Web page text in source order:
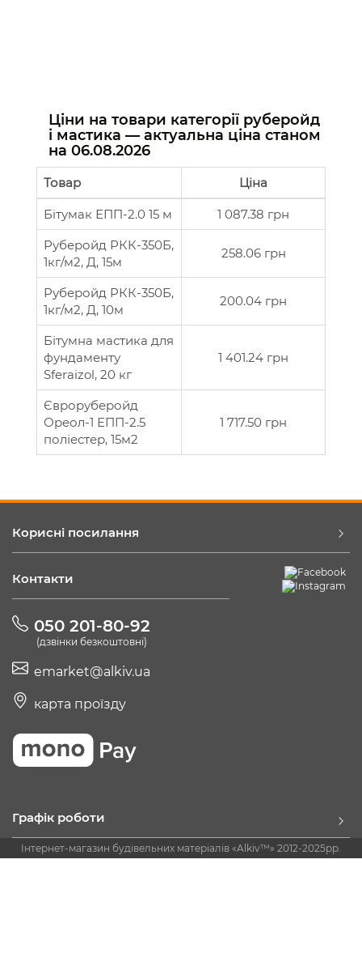
Ціни на товари категорії руберойд
і мастика — актуальна ціна станом
на 06.08.2026
Товар Ціна
Бітумак ЕПП-2.0 15 м
1 087.38 грн
Руберойд РКК-350Б,
1кг/м2, Д, 15м
258.06 грн
Руберойд РКК-350Б,
1кг/м2, Д, 10м
200.04 грн
Бітумна мастика для
фундаменту
Sferaizol, 20 кг
1 401.24 грн
Євроруберойд
Ореол-1 ЕПП-2.5
поліестер, 15м2
1 717.50 грн
Корисні посилання
Контакти
050 201-80-92
(дзвінки безкоштовні)
emarket@alkiv.ua
карта проїзду
Графік роботи
Інтернет-магазин будівельних матеріалів «Alkiv™» 2012-2025рр.